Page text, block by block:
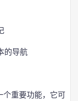
的导航
个重要功能，它可